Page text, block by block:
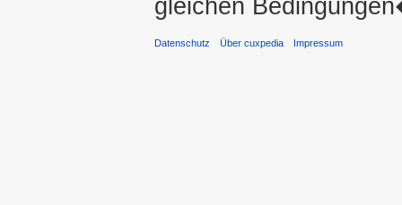
gleichen
Datenschutz Über cuxpedia Impressum